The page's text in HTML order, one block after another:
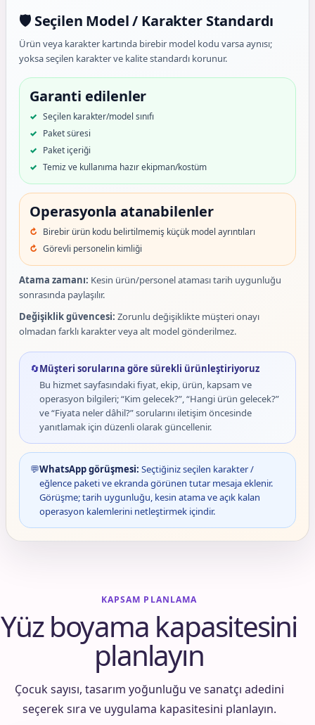
🛡️ Seçilen Model / Karakter Standardı
Ürün veya karakter kartında birebir model kodu varsa aynısı;
yoksa seçilen karakter ve kalite standardı korunur.
Garanti edilenler
Seçilen karakter/model sınıfı
Paket süresi
Paket içeriği
Temiz ve kullanıma hazır ekipman/kostüm
Operasyonla atanabilenler
Birebir ürün kodu belirtilmemiş küçük model ayrıntıları
Görevli personelin kimliği
Atama zamanı: Kesin ürün/personel ataması tarih uygunluğu
sonrasında paylaşılır.
Değişiklik güvencesi: Zorunlu değişiklikte müşteri onayı
olmadan farklı karakter veya alt model gönderilmez.
🔄Müşteri sorularına göre sürekli ürünleştiriyoruz
Bu hizmet sayfasındaki fiyat, ekip, ürün, kapsam ve
operasyon bilgileri; “Kim gelecek?”, “Hangi ürün gelecek?”
ve “Fiyata neler dâhil?” sorularını iletişim öncesinde
yanıtlamak için düzenli olarak güncellenir.
💬WhatsApp görüşmesi: Seçtiğiniz seçilen karakter /
eğlence paketi ve ekranda görünen tutar mesaja eklenir.
Görüşme; tarih uygunluğu, kesin atama ve açık kalan
operasyon kalemlerini netleştirmek içindir.
KAPSAM PLANLAMA
Yüz boyama kapasitesini
planlayın
Çocuk sayısı, tasarım yoğunluğu ve sanatçı adedini
seçerek sıra ve uygulama kapasitesini planlayın.